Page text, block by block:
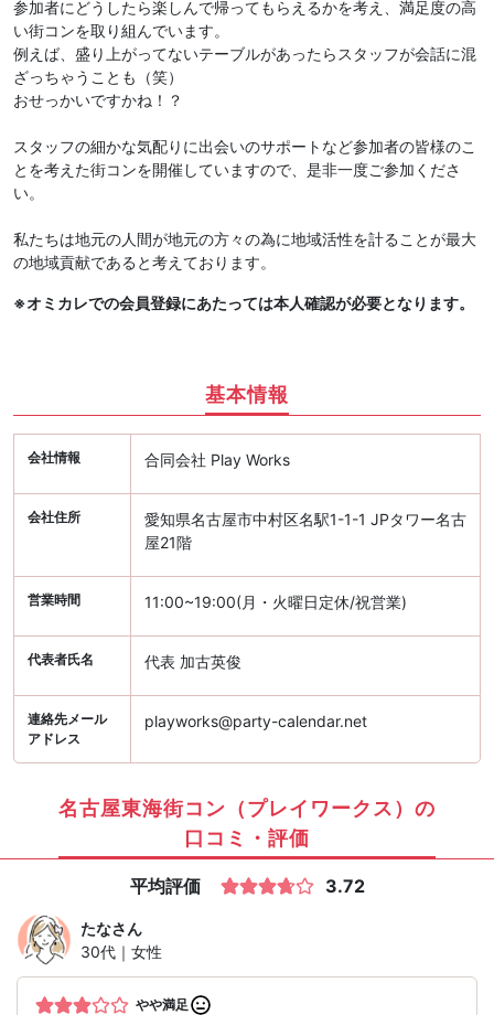
参加者にどうしたら楽しんで帰ってもらえるかを考え、満足度の高
い街コンを取り組んでいます。
例えば、盛り上がってないテーブルがあったらスタッフが会話に混
ざっちゃうことも（笑）
おせっかいですかね！？
スタッフの細かな気配りに出会いのサポートなど参加者の皆様のこ
とを考えた街コンを開催していますので、是非一度ご参加くださ
い。
私たちは地元の人間が地元の方々の為に地域活性を計ることが最大
の地域貢献であると考えております。
※オミカレでの会員登録にあたっては本人確認が必要となります。
基本情報
会社情報 合同会社 Play Works
会社住所
愛知県名古屋市中村区名駅1-1-1 JPタワー名古
屋21階
営業時間 11:00~19:00(月・火曜日定休/祝営業)
代表者氏名 代表 加古英俊
連絡先メール
アドレス
playworks@party-calendar.net
名古屋東海街コン（プレイワークス）の
口コミ・評価
平均評価 3.72
たなさん
30代｜女性
やや満足